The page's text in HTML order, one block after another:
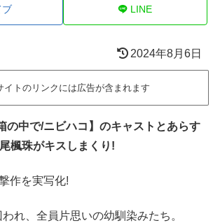
ブ LINE
2024年8月6日
トのリンクには広告が含まれます
の中で/ニビハコ】のキャストとあらす
楓珠がキスしまくり!
作を実写化!
われ、全員片思いの幼馴染みたち。